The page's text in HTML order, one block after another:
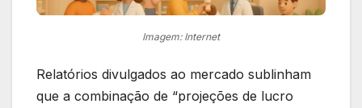
Imagem: Internet
Relatórios divulgados ao mercado sublinham
que a combinação de “projeções de lucro